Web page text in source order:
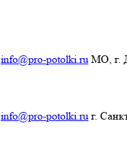
info@pro-potolki.ru МО, г.
info@pro-potolki.ru г.